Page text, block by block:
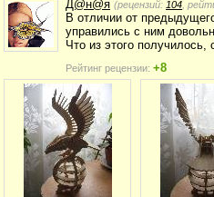
Д@н@я (рецензий: 104 ,
В отличии от
управились с ним
Что из этого получилось,
Рейтинг рецензии: +8